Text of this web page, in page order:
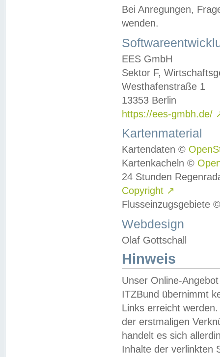
Bei Anregungen,
wenden.
EES GmbH
Sektor F,
Westhafenstraße 1
13353 Berlin
https://ees-gmbh.de/
Kartenmaterial
Kartendaten ©
Kartenkacheln ©
24 Stunden
Copyright ↗
Flusseinzugsgebiete
Webdesign
Olaf Gottschall
Hinweis
Unser Online-
ITZBund übernimmt
Links erreicht
der erstmaligen
handelt es sich
Inhalte der verlinkten